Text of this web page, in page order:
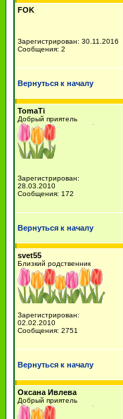
FOK
Зарегистрирован: 30.11.2016
Сообщения: 2
Вернуться к началу
TomaTi
Добрый приятель
Зарегистрирован:
28.03.2010
Сообщения: 172
Вернуться к началу
svet55
Близкий родственник
Зарегистрирован:
02.02.2010
Сообщения: 2751
Вернуться к началу
Оксана Ивлева
Добрый приятель